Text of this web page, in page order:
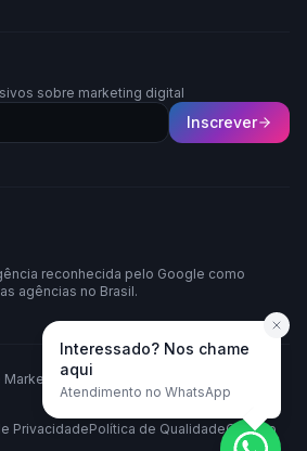
Interessado? Nos chame
aqui
Atendimento no WhatsApp
sobre marketing digital
Inscrever
reconhecida pelo Google como
agências no Brasil.
LTDA. Todos os direitos
PrivacidadePolítica de QualidadeContato